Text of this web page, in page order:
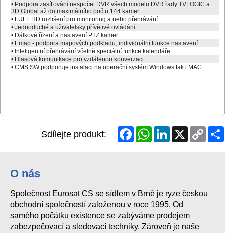
• Podpora zasíťování nespočet DVR všech modelu DVR řady TVLOGIC a
3D Global až do maximálního počtu 144 kamer
• FULL HD rozlišení pro monitoring a nebo přehrávání
• Jednoduché a uživatelsky přívětivé ovládání
• Dálkové řízení a nastavení PTZ kamer
• Emap - podpora mapových podkladu, individuální funkce nastavení
• Inteligentní přehrávání včetně speciální funkce kalendáře
• Hlasová komunikace pro vzdálenou konverzaci
• CMS SW podporuje instalaci na operační systém Windows tak i MAC
Sdílejte produkt: FacebookWhatsAppLinkedIn
Copy
Link
O nás
Společnost Eurosat CS se sídlem v Brně je ryze českou
obchodní společností založenou v roce 1995. Od
samého počátku existence se zabýváme prodejem
zabezpečovací a sledovací techniky. Zároveň je naše